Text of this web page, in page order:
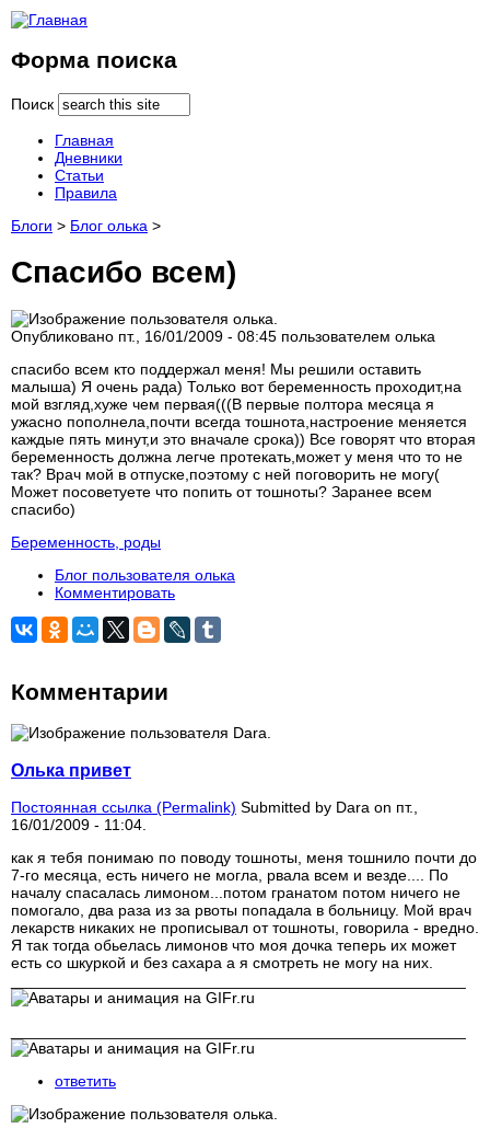
Форма поиска
Поиск
Главная
Дневники
Статьи
Правила
Блоги > Блог олька >
Спасибо всем)
Опубликовано пт., 16/01/2009 - 08:45 пользователем олька
спасибо всем кто поддержал меня! Мы решили оставить
малыша) Я очень рада) Только вот беременность проходит,на
мой взгляд,хуже чем первая(((В первые полтора месяца я
ужасно пополнела,почти всегда тошнота,настроение меняется
каждые пять минут,и это вначале срока)) Все говорят что вторая
беременность должна легче протекать,может у меня что то не
так? Врач мой в отпуске,поэтому с ней поговорить не могу(
Может посоветуете что попить от тошноты? Заранее всем
спасибо)
Беременность, роды
Блог пользователя олька
Комментировать
Комментарии
Олька привет
Постоянная ссылка (Permalink) Submitted by Dara on пт.,
16/01/2009 - 11:04.
как я тебя понимаю по поводу тошноты, меня тошнило почти до
7-го месяца, есть ничего не могла, рвала всем и везде.... По
началу спасалась лимоном...потом гранатом потом ничего не
помогало, два раза из за рвоты попадала в больницу. Мой врач
лекарств никаких не прописывал от тошноты, говорила - вредно.
Я так тогда обьелась лимонов что моя дочка теперь их может
есть со шкуркой и без сахара а я смотреть не могу на них.
ответить